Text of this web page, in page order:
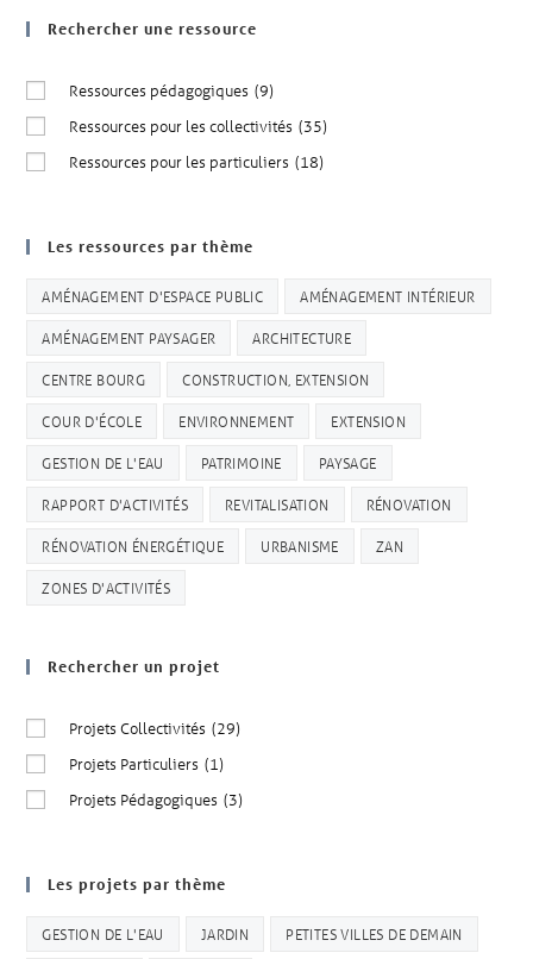
Rechercher une ressource
Ressources pédagogiques (9)
Ressources pour les collectivités (35)
Ressources pour les particuliers (18)
Les ressources par thème
AMÉNAGEMENT D'ESPACE PUBLIC AMÉNAGEMENT INTÉRIEUR
AMÉNAGEMENT PAYSAGER ARCHITECTURE
CENTRE BOURG CONSTRUCTION, EXTENSION
COUR D'ÉCOLE ENVIRONNEMENT EXTENSION
GESTION DE L'EAU PATRIMOINE PAYSAGE
RAPPORT D'ACTIVITÉS REVITALISATION RÉNOVATION
RÉNOVATION ÉNERGÉTIQUE URBANISME ZAN
ZONES D'ACTIVITÉS
Rechercher un projet
Projets Collectivités (29)
Projets Particuliers (1)
Projets Pédagogiques (3)
Les projets par thème
GESTION DE L'EAU JARDIN PETITES VILLES DE DEMAIN